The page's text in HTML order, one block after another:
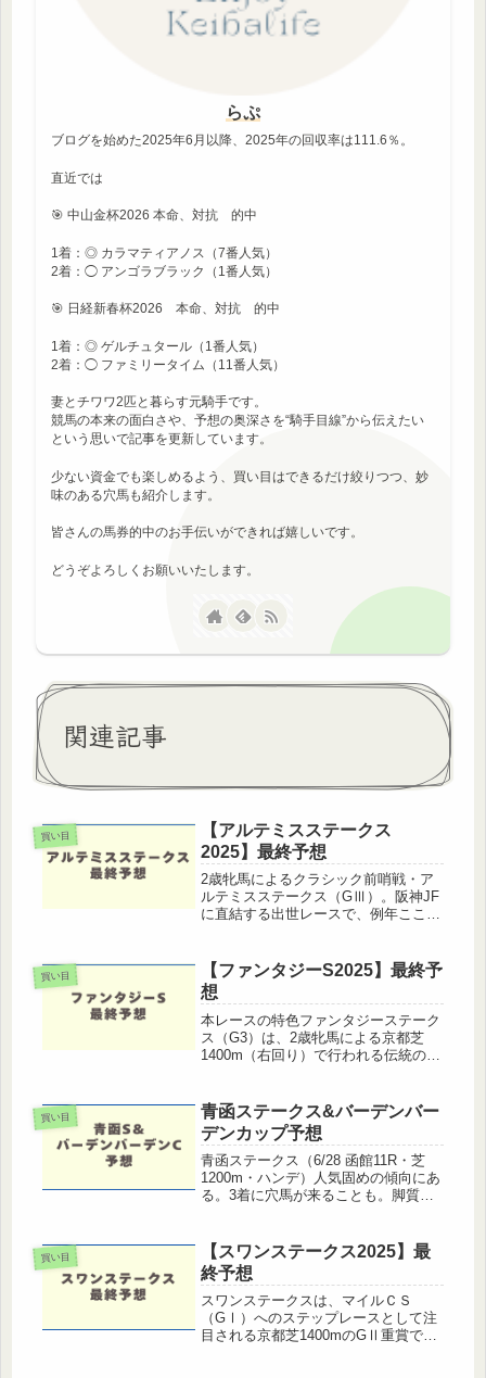
らぷ
ブログを始めた2025年6月以降、2025年の回収率は111.6％。
直近では
🎯 中山金杯2026 本命、対抗 的中
1着：◎ カラマティアノス（7番人気）
2着：◯ アンゴラブラック（1番人気）
🎯 日経新春杯2026 本命、対抗 的中
1着：◎ ゲルチュタール（1番人気）
2着：◯ ファミリータイム（11番人気）
妻とチワワ2匹と暮らす元騎手です。
競馬の本来の面白さや、予想の奥深さを“騎手目線”から伝えたい
という思いで記事を更新しています。
少ない資金でも楽しめるよう、買い目はできるだけ絞りつつ、妙
味のある穴馬も紹介します。
皆さんの馬券的中のお手伝いができれば嬉しいです。
どうぞよろしくお願いいたします。
関連記事
買い目
【アルテミスステークス
2025】最終予想
2歳牝馬によるクラシック前哨戦・ア
ルテミスステークス（GⅢ）。阪神JF
に直結する出世レースで、例年ここか
揃いましたが、今回は「完成度・機動
力・操縦性」を重視して最終予想を組
み...
買い目
【ファンタジーS2025】最終予
想
本レースの特色ファンタジーステーク
ス（G3）は、2歳牝馬による京都芝
1400m（右回り）で行われる伝統の一
み」の展開になることも少なくありま
せん。京都外回りの1400mは差し...
買い目
青函ステークス&バーデンバー
デンカップ予想
青函ステークス（6/28 函館11R・芝
1200m・ハンデ）人気固めの傾向にあ
る。3着に穴馬が来ることも。脚質逃
良。◎ ジョーメッドヴィン ２枠3
番 55kg 横山和騎手 （...
買い目
【スワンステークス2025】最
終予想
スワンステークスは、マイルＣＳ
（GⅠ）へのステップレースとして注
目される京都芝1400mのGⅡ重賞で